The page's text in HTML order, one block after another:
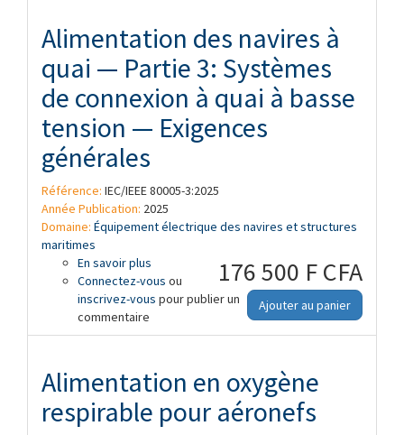
Alimentation des navires à
quai — Partie 3: Systèmes
de connexion à quai à basse
tension — Exigences
générales
Référence: IEC/IEEE 80005-3:2025
Année Publication: 2025
Domaine: Équipement électrique des navires et structures
maritimes
176 500 F CFA
Ajouter au panier
En savoir plus à propos de Alimentation des navires à
quai — Partie 3: Systèmes de connexion à
quai à basse tension — Exigences
Connectez-vous ou
inscrivez-vous pour publier un
commentaire
Alimentation en oxygène
respirable pour aéronefs